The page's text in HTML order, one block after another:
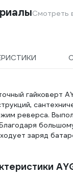
Смотреть
гайковерт
реверса.
заряд